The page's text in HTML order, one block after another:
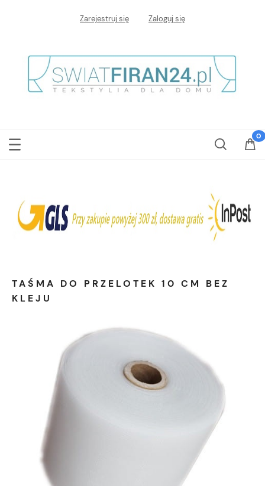
Zarejestruj się Zaloguj się
TAŚMA DO PRZELOTEK 10 CM BEZ
KLEJU